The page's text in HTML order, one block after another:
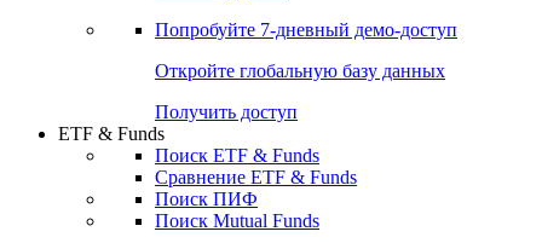
Попробуйте 7-дневный демо-доступ
Откройте глобальную базу данных
Получить доступ
ETF & Funds
Поиск ETF & Funds
Сравнение ETF & Funds
Поиск ПИФ
Поиск Mutual Funds